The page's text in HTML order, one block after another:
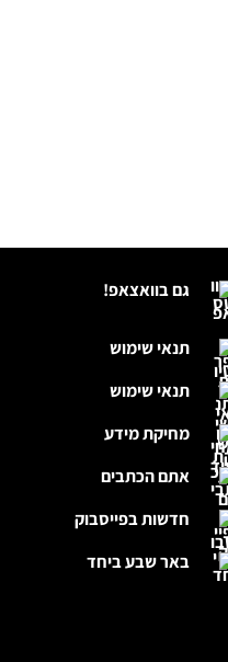
גם בוואצאפ!
תנאי שימוש
תנאי שימוש
מחיקת מידע
אתם הכתבים
חדשות בפייסבוק
באר שבע ביחד